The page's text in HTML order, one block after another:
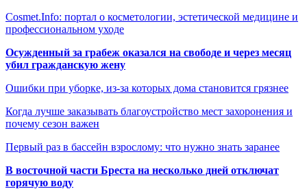
Cosmet.Info: портал о косметологии, эстетической медицине и
профессиональном уходе
Осужденный за грабеж оказался на свободе и через месяц
убил гражданскую жену
Ошибки при уборке, из-за которых дома становится грязнее
Когда лучше заказывать благоустройство мест захоронения и
почему сезон важен
Первый раз в бассейн взрослому: что нужно знать заранее
В восточной части Бреста на несколько дней отключат
горячую воду